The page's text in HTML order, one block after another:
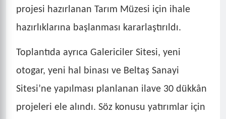
projesi hazırlanan Tarım Müzesi için ihale
hazırlıklarına başlanması kararlaştırıldı.
Toplantıda ayrıca Galericiler Sitesi, yeni
otogar, yeni hal binası ve Beltaş Sanayi
Sitesi’ne yapılması planlanan ilave 30 dükkân
projeleri ele alındı. Söz konusu yatırımlar için